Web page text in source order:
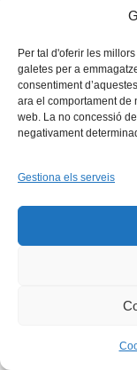
Per tal d'oferir les
galetes per a
consentiment
ara el comportament de
web. La no concessió
negativament
Gestiona els serveis
X
INICI
Copyright